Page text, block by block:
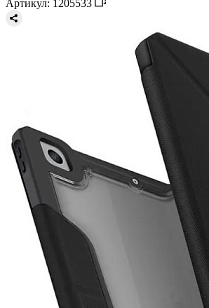
Артикул: 1205533